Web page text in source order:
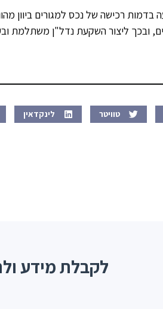
בדמות רכישה של נכס למגורים ביוון
ובכך ליצור השקעת נדל"ן משתלמת
טוויטר לינקדאין
לקבלת מידע